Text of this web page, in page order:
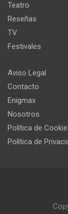
Teatro
Reseñas
TV
Festivales
Aviso Legal
Contacto
Enigmax
Nosotros
Política de
Política de